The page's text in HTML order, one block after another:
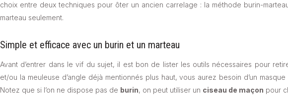
choix entre deux techniques pour ôter un ancien carrelage : la méthode burin-
marteau seulement.
Simple et efficace avec un burin et un marteau
Avant d’entrer dans le vif du sujet, il est bon de lister les outils nécessaires pour
et/ou la meuleuse d’angle déjà mentionnés plus haut, vous aurez besoin d’un
Notez que si l’on ne dispose pas de burin, on peut utiliser un ciseau de maçon pour